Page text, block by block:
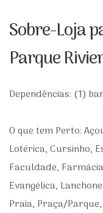
Sobre-Loja
Parque
Dependências: (1)
O que tem Perto:
Lotérica, Cursinho,
Faculdade,
Evangélica,
Praia, Praça/